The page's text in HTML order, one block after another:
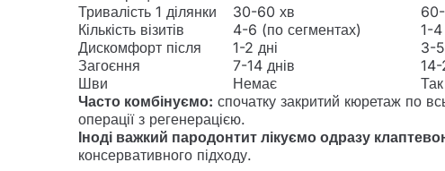
Тривалість 1 ділянки
30-60 хв
Кількість візитів
4-6 (по сегментах)
1-4
Дискомфорт після
1-2 дні
3-5
Загоєння
7-14 днів
14-
Шви
Немає
Так
Часто комбінуємо: спочатку закритий кюретаж по
операції з регенерацією.
Іноді важкий пародонтит лікуємо одразу
консервативного підходу.